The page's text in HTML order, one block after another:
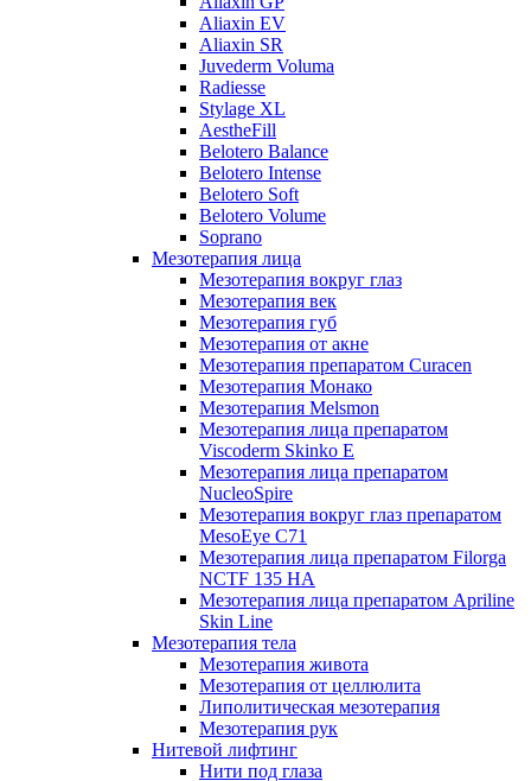
Aliaxin EV
Aliaxin SR
Juvederm Voluma
Radiesse
Stylage XL
AestheFill
Belotero Balance
Belotero Intense
Belotero Soft
Belotero Volume
Soprano
Мезотерапия лица
Мезотерапия вокруг глаз
Мезотерапия век
Мезотерапия губ
Мезотерапия от акне
Мезотерапия препаратом Curacen
Мезотерапия Монако
Мезотерапия Melsmon
Мезотерапия лица препаратом
Viscoderm Skinko E
Мезотерапия лица препаратом
NucleoSpire
Мезотерапия вокруг глаз препаратом
MesoEye С71
Мезотерапия лица препаратом Filorga
NCTF 135 HA
Мезотерапия лица препаратом Apriline
Skin Line
Мезотерапия тела
Мезотерапия живота
Мезотерапия от целлюлита
Липолитическая мезотерапия
Мезотерапия рук
Нитевой лифтинг
Нити под глаза